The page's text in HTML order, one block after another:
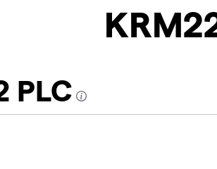
PLC